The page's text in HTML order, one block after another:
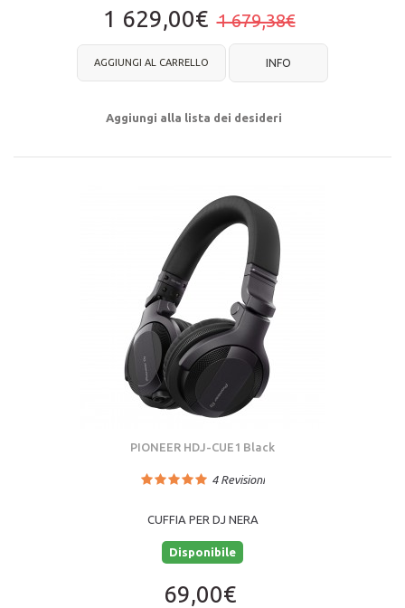
1 629,00€ 1 679,38€
AGGIUNGI AL CARRELLO INFO
Aggiungi alla lista dei desideri
PIONEER HDJ-CUE1 Black
4Revisioni
CUFFIA PER DJ NERA
Disponibile
69,00€